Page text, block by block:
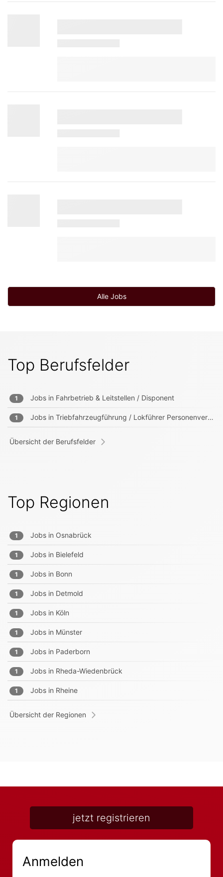
Alle Jobs
Top Berufsfelder
1 Jobs in Fahrbetrieb & Leitstellen / Disponent
1 Jobs in Triebfahrzeugführung / Lokführer Personenverkehr (Fern/Regio)
Übersicht der Berufsfelder
Top Regionen
1 Jobs in Osnabrück
1 Jobs in Bielefeld
1 Jobs in Bonn
1 Jobs in Detmold
1 Jobs in Köln
1 Jobs in Münster
1 Jobs in Paderborn
1 Jobs in Rheda-Wiedenbrück
1 Jobs in Rheine
Übersicht der Regionen
jetzt registrieren
Anmelden